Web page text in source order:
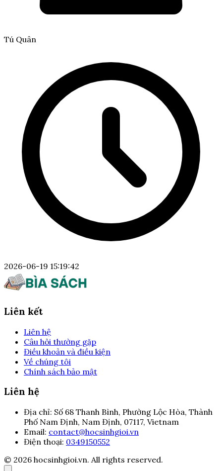
Tú Quân
2026-06-19 15:19:42
Liên kết
Liên hệ
Câu hỏi thường gặp
Điều khoản và điều kiện
Về chúng tôi
Chính sách bảo mật
Liên hệ
Địa chỉ: Số 68 Thanh Bình, Phường Lộc Hòa, Thành
Phố Nam Định, Nam Định, 07117, Vietnam
Email: contact@hocsinhgioi.vn
Điện thoại: 0349150552
© 2026 hocsinhgioi.vn. All rights reserved.